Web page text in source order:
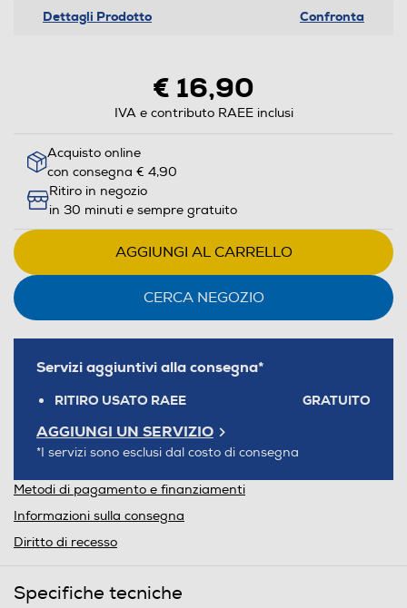
Dettagli Prodotto Confronta
€ 16,90
IVA e contributo RAEE inclusi
Acquisto online
con consegna € 4,90
Ritiro in negozio
in 30 minuti e sempre gratuito
AGGIUNGI AL CARRELLO
CERCA NEGOZIO
Servizi aggiuntivi alla consegna*
RITIRO USATO RAEE GRATUITO
AGGIUNGI UN SERVIZIO
*I servizi sono esclusi dal costo di consegna
Metodi di pagamento e finanziamenti
Informazioni sulla consegna
Diritto di recesso
Specifiche tecniche